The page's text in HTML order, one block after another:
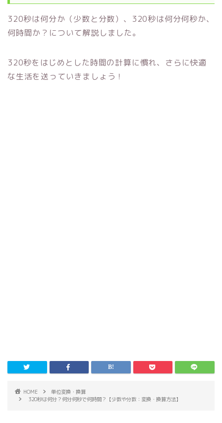
320秒は何分か（少数と分数）、320秒は何分何秒か、
何時間か？について解説しました。
320秒をはじめとした時間の計算に慣れ、さらに快適
な生活を送っていきましょう！
HOME
単位変換・換算
320秒は何分？何分何秒で何時間？【少数や分数：変換・換算方法】